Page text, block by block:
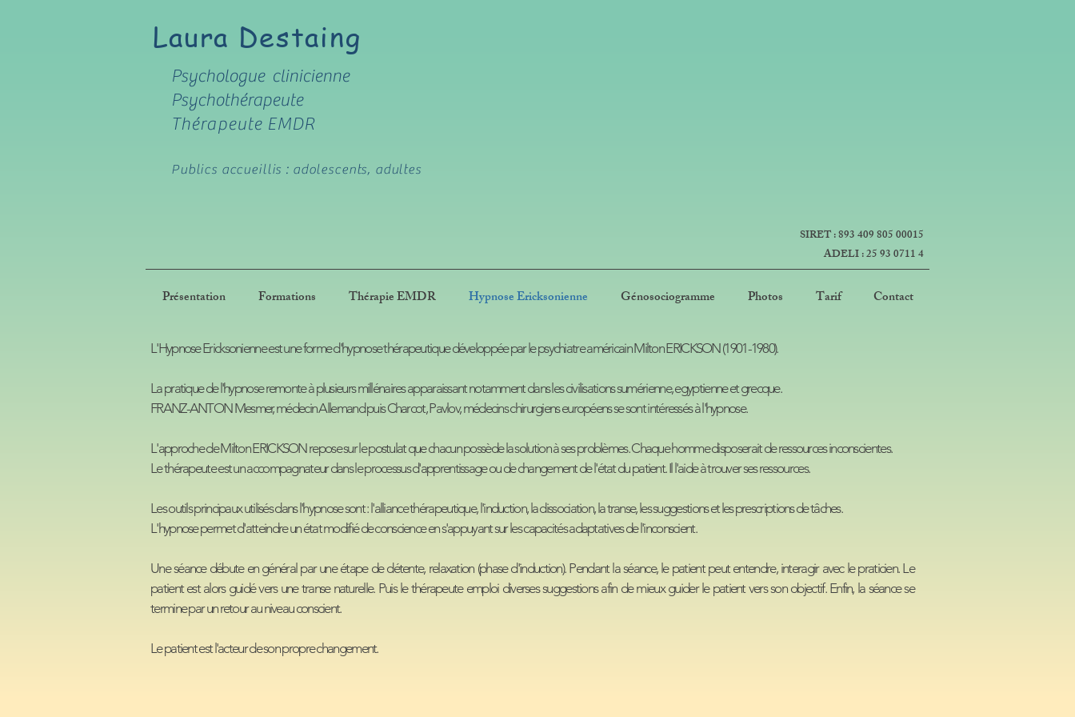
Laura Destaing
Psychologue clinicienne
Psychothérapeute
Thérapeute EMDR
Publics accueillis : adolescents, adultes
SIRET : 893 409 805 00015
ADELI : 25 93 0711 4
Présentation Formations Thérapie EMDR Hypnose Ericksonienne Génosociogramme Photos Tarif Contact
L'Hypnose Ericksonienne est une forme d'hypnose thérapeutique développée par le psychiatre américain Milton ERICKSON (1901-1980).
La pratique de l'hypnose remonte à plusieurs millénaires apparaissant notamment dans les civilisations sumérienne, egyptienne et grecque.
FRANZ-ANTON Mesmer, médecin Allemand puis Charcot, Pavlov, médecins chirurgiens européens se sont intéressés à l'hypnose.
L'approche de Milton ERICKSON repose sur le postulat que chacun possède la solution à ses problèmes. Chaque homme disposerait de ressources inconscientes.
Le thérapeute est un accompagnateur dans le processus d'apprentissage ou de changement de l'état du patient. Il l'aide à trouver ses ressources.
Les outils principaux utilisés dans l'hypnose sont : l'alliance thérapeutique, l'induction, la dissociation, la transe, les suggestions et les prescriptions de tâches.
L'hypnose permet d'atteindre un état modifié de conscience en s'appuyant sur les capacités adaptatives de l'inconscient.
Une séance débute en général par une étape de détente, relaxation (phase d'induction). Pendant la séance, le patient peut entendre, interagir avec le praticien. Le
patient est alors guidé vers une transe naturelle. Puis le thérapeute emploi diverses suggestions afin de mieux guider le patient vers son objectif. Enfin, la séance se
termine par un retour au niveau conscient.
Le patient est l'acteur de son propre changement.